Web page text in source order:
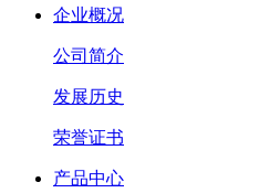
企业概况
公司简介
发展历史
荣誉证书
产品中心